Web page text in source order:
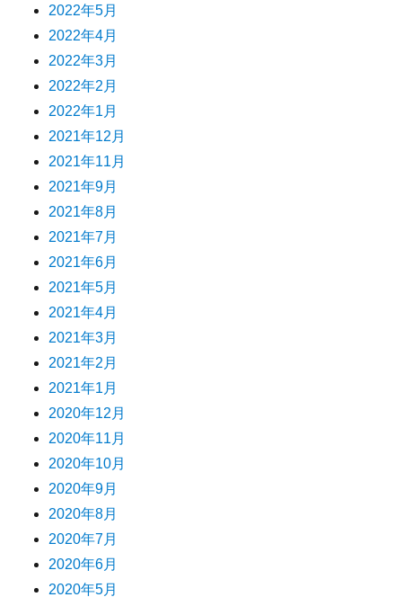
2022年5月
2022年4月
2022年3月
2022年2月
2022年1月
2021年12月
2021年11月
2021年9月
2021年8月
2021年7月
2021年6月
2021年5月
2021年4月
2021年3月
2021年2月
2021年1月
2020年12月
2020年11月
2020年10月
2020年9月
2020年8月
2020年7月
2020年6月
2020年5月